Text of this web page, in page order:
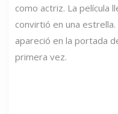
como actriz. La película
convirtió en una
apareció en la portada
primera vez.